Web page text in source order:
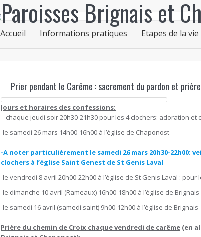
Accueil Informations pratiques Etapes de la vie
Prier pendant le Carême : sacrement du pardon et
Jours et horaires des confessions:
– chaque jeudi soir 20h30-21h30 pour les 4 clochers: adoration et
-le samedi 26 mars 14h00-16h00 à l’église de Chaponost
-A noter particulièrement le samedi 26 mars 20h30-22h00:
clochers à l’église Saint Genest de St Genis Laval
-le vendredi 8 avril 20h00-22h00 à l’église de St Genis Laval :
-le dimanche 10 avril (Rameaux) 16h00-18h00 à l’église de Brignais
-le samedi 16 avril (samedi saint) 9h00-12h00 à l’église de Brignais
Prière du chemin de Croix chaque vendredi de carême (en